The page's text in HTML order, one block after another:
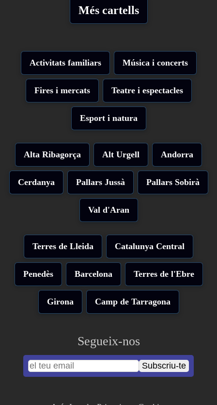
Més cartells
Activitats familiars Música i concerts
Fires i mercats Teatre i espectacles
Esport i natura
Alta Ribagorça Alt Urgell Andorra
Cerdanya Pallars Jussà Pallars Sobirà
Val d'Aran
Terres de Lleida Catalunya Central
Penedès Barcelona Terres de l'Ebre
Girona Camp de Tarragona
Segueix-nos
Subscriu-te